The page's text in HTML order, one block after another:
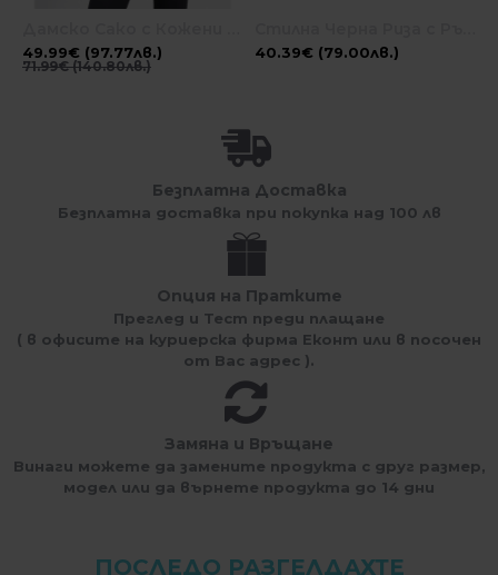
49.99€ (97.77лв.)
71.99€ (140.80лв.)
40.39€ (79.00лв.)
Безплатна Доставка
Безплатна доставка при покупка над 100 лв
Опция на Пратките
Преглед и Тест преди плащане
( в офисите на куриерска фирма Еконт или в посочен
от Вас адрес ).
Замяна и Връщане
Винаги можете да замените продукта с друг размер,
модел или да върнете продукта до 14 дни
ПОСЛЕДО РАЗГЕЛДАХТЕ